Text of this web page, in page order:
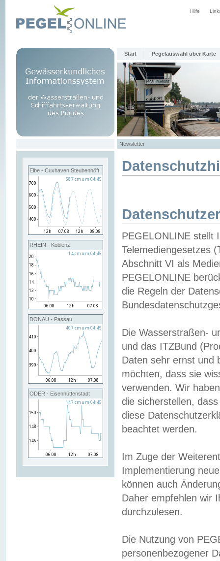
Hilfe
Start Pegelauswahl über Karte
Newsletter
Elbe - Cuxhaven Steubenhöft
RHEIN - Koblenz
DONAU - Passau
ODER - Eisenhüttenstadt
PEGELONLINE stellt
Telemediengesetzes
Abschnitt VI als
PEGELONLINE
die Regeln der
Die Wasserstraßen-
und das ITZBund
Daten sehr ernst und
möchten, dass sie
verwenden. Wir
die sicherstellen,
diese
beachtet werden.
Im Zuge der
Implementierung
können auch
Daher empfehlen wir
durchzulesen.
Die Nutzung von
personenbezogener